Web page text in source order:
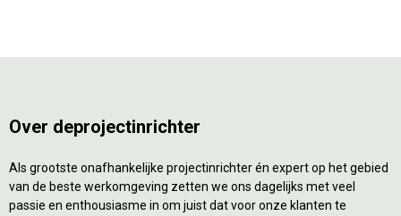
Over deprojectinrichter
Als grootste onafhankelijke projectinrichter én expert op het gebied
van de beste werkomgeving zetten we ons dagelijks met veel
passie en enthousiasme in om juist dat voor onze klanten te